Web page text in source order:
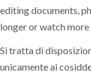
editing documents,
longer or watch
Si tratta di
unicamente ai